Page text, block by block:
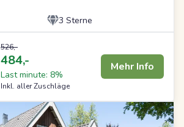
3 Sterne
526,-
484,-
Last minute: 8%
Inkl. aller Zuschläge
Mehr Info